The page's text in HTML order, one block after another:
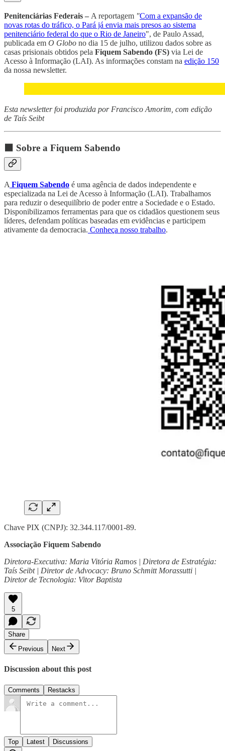
Penitenciárias Federais – A reportagem "Com a expansão de
novas rotas do tráfico, o Pará já envia mais presos ao sistema
penitenciário federal do que o Rio de Janeiro", de Paulo Assad,
publicada em O Globo no dia 15 de julho, utilizou dados sobre as
casas prisionais obtidos pela Fiquem Sabendo (FS) via Lei de
Acesso à Informação (LAI). As informações constam na edição 150
da nossa newsletter.
Esta newsletter foi produzida por Francisco Amorim, com edição
de Taís Seibt
⬛ Sobre a Fiquem Sabendo
A Fiquem Sabendo é uma agência de dados independente e
especializada na Lei de Acesso à Informação (LAI). Trabalhamos
para reduzir o desequilíbrio de poder entre a Sociedade e o Estado.
Disponibilizamos ferramentas para que os cidadãos questionem seus
líderes, defendam políticas baseadas em evidências e participem
ativamente da democracia. Conheça nosso trabalho.
Chave PIX (CNPJ): 32.344.117/0001-89.
Associação Fiquem Sabendo
Diretora-Executiva: Maria Vitória Ramos | Diretora de Estratégia:
Taís Seibt | Diretor de Advocacy: Bruno Schmitt Morassutti |
Diretor de Tecnologia: Vitor Baptista
5
Share
Previous
Next
Discussion about this post
Comments Restacks
Top Latest Discussions